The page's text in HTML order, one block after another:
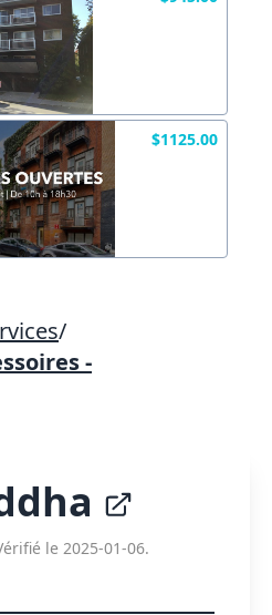
$1125.00
/
-
le 2025-01-06.